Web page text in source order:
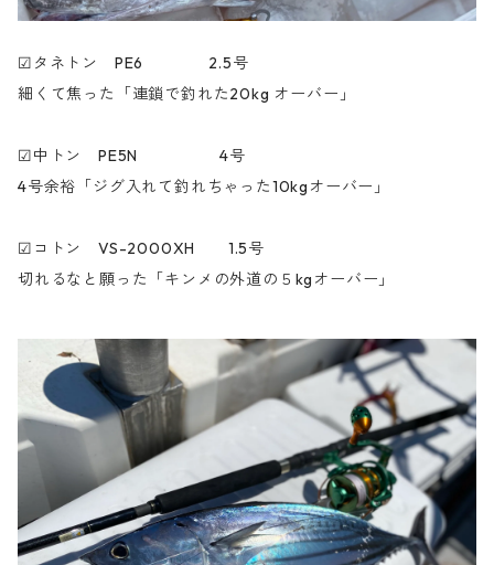
☑︎タネトン PE6 2.5号
細くて焦った「連鎖で釣れた20kg オーバー」
☑︎中トン PE5N 4号
4号余裕「ジグ入れて釣れちゃった10kgオーバー」
☑︎コトン VS-2000XH 1.5号
切れるなと願った「キンメの外道の５kgオーバー」